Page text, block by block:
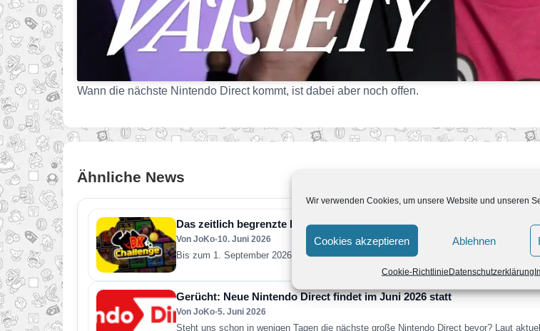
Wir verwenden Cookies, um unsere Website und unseren
Cookies akzeptieren Ablehnen
Cookie-RichtlinieDatenschutzerklärung
Wann die nächste Nintendo Direct kommt, ist dabei aber noch offen.
Ähnliche News
Das zeitlich begrenzte DK Challenge-Event läuft jetzt!
Von JoKo•10. Juni 2026
Bis zum 1. September 2026 können Nintendo Switch Online-Mitglieder auf Nintendo
Gerücht: Neue Nintendo Direct findet im Juni 2026 statt
Von JoKo•5. Juni 2026
Steht uns schon in wenigen Tagen die nächste große Nintendo Direct bevor? Laut